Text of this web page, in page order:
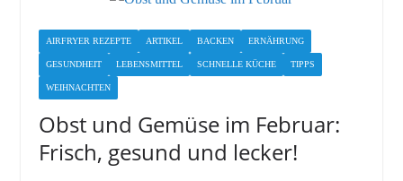
AIRFRYER REZEPTE ARTIKEL BACKEN ERNÄHRUNG
GESUNDHEIT LEBENSMITTEL SCHNELLE KÜCHE TIPPS
WEIHNACHTEN
Obst und Gemüse im Februar:
Frisch, gesund und lecker!